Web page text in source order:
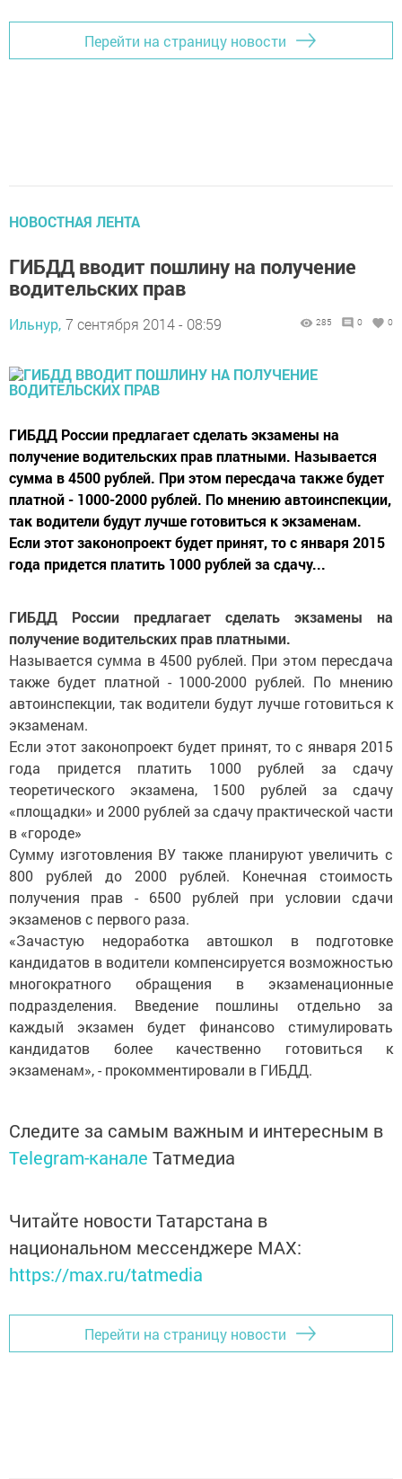
Перейти на страницу новости
НОВОСТНАЯ ЛЕНТА
ГИБДД вводит пошлину на получение
водительских прав
Ильнур, 7 сентября 2014 - 08:59 285 0 0
ГИБДД России предлагает сделать экзамены на
получение водительских прав платными. Называется
сумма в 4500 рублей. При этом пересдача также будет
платной - 1000-2000 рублей. По мнению автоинспекции,
так водители будут лучше готовиться к экзаменам.
Если этот законопроект будет принят, то с января 2015
года придется платить 1000 рублей за сдачу...
ГИБДД России предлагает сделать экзамены на
получение водительских прав платными.
Называется сумма в 4500 рублей. При этом пересдача
также будет платной - 1000-2000 рублей. По мнению
автоинспекции, так водители будут лучше готовиться к
экзаменам.
Если этот законопроект будет принят, то с января 2015
года придется платить 1000 рублей за сдачу
теоретического экзамена, 1500 рублей за сдачу
«площадки» и 2000 рублей за сдачу практической части
в «городе»
Сумму изготовления ВУ также планируют увеличить с
800 рублей до 2000 рублей. Конечная стоимость
получения прав - 6500 рублей при условии сдачи
экзаменов с первого раза.
«Зачастую недоработка автошкол в подготовке
кандидатов в водители компенсируется возможностью
многократного обращения в экзаменационные
подразделения. Введение пошлины отдельно за
каждый экзамен будет финансово стимулировать
кандидатов более качественно готовиться к
экзаменам», - прокомментировали в ГИБДД.
Следите за самым важным и интересным в
Telegram-канале Татмедиа
Читайте новости Татарстана в
национальном мессенджере MАХ:
https://max.ru/tatmedia
Перейти на страницу новости